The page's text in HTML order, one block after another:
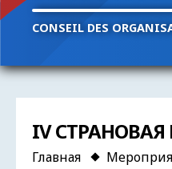
CONSEIL DES
IV
Главная